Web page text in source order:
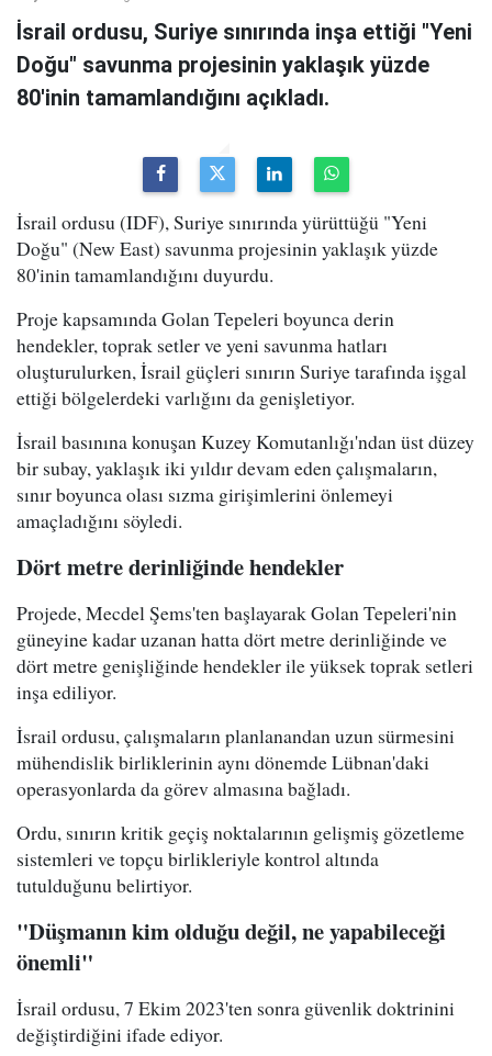
İsrail ordusu, Suriye sınırında inşa ettiği "Yeni
Doğu" savunma projesinin yaklaşık yüzde
80'inin tamamlandığını açıkladı.
İsrail ordusu (IDF), Suriye sınırında yürüttüğü "Yeni
Doğu" (New East) savunma projesinin yaklaşık yüzde
80'inin tamamlandığını duyurdu.
Proje kapsamında Golan Tepeleri boyunca derin
hendekler, toprak setler ve yeni savunma hatları
oluşturulurken, İsrail güçleri sınırın Suriye tarafında işgal
ettiği bölgelerdeki varlığını da genişletiyor.
İsrail basınına konuşan Kuzey Komutanlığı'ndan üst düzey
bir subay, yaklaşık iki yıldır devam eden çalışmaların,
sınır boyunca olası sızma girişimlerini önlemeyi
amaçladığını söyledi.
Dört metre derinliğinde hendekler
Projede, Mecdel Şems'ten başlayarak Golan Tepeleri'nin
güneyine kadar uzanan hatta dört metre derinliğinde ve
dört metre genişliğinde hendekler ile yüksek toprak setleri
inşa ediliyor.
İsrail ordusu, çalışmaların planlanandan uzun sürmesini
mühendislik birliklerinin aynı dönemde Lübnan'daki
operasyonlarda da görev almasına bağladı.
Ordu, sınırın kritik geçiş noktalarının gelişmiş gözetleme
sistemleri ve topçu birlikleriyle kontrol altında
tutulduğunu belirtiyor.
"Düşmanın kim olduğu değil, ne yapabileceği
önemli"
İsrail ordusu, 7 Ekim 2023'ten sonra güvenlik doktrinini
değiştirdiğini ifade ediyor.